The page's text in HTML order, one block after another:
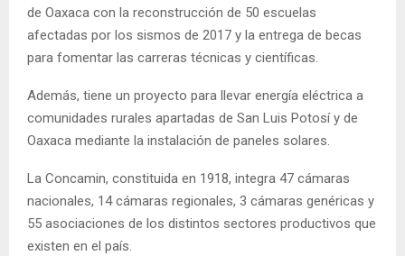
de Oaxaca con la reconstrucción de 50 escuelas
afectadas por los sismos de 2017 y la entrega de becas
para fomentar las carreras técnicas y científicas.
Además, tiene un proyecto para llevar energía eléctrica a
comunidades rurales apartadas de San Luis Potosí y de
Oaxaca mediante la instalación de paneles solares.
La Concamin, constituida en 1918, integra 47 cámaras
nacionales, 14 cámaras regionales, 3 cámaras genéricas y
55 asociaciones de los distintos sectores productivos que
existen en el país.